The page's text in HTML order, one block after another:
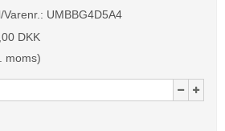
Varenr.: UMBBG4D5A4
DKK
moms)